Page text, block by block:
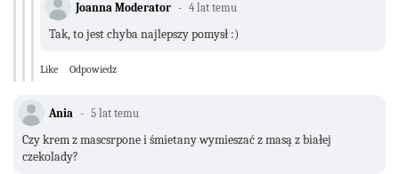
Joanna Moderator 4 lat temu
Tak, to jest chyba najlepszy pomysł :)
Like Odpowiedz
Ania 5 lat temu
Czy krem z mascsrpone i śmietany wymieszać z masą z białej
czekolady?